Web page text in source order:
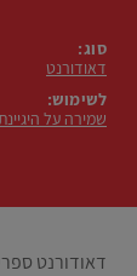
סוג:
דאודורנט
לשימוש:
שמירה על
דאודורנט ספריי